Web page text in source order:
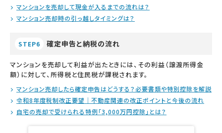
マンションを売却して現金が入るまでの流れは？
マンション売却時の引っ越しタイミングは？
STEP6 確定申告と納税の流れ
マンションを売却して利益が出たときには、その利益（譲渡所得金
額）に対して、所得税と住民税が課税されます。
マンション売却したら確定申告はどうする？必要書類や特別控除を解説
令和8年度税制改正要望｜不動産関連の改正ポイントと今後の流れ
自宅の売却で受けられる特例「3,000万円控除」とは？